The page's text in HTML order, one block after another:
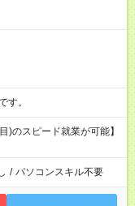
す。
)のスピード就業が可能】
/ パソコンスキル不要